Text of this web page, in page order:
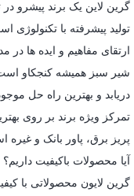
گرین لاین یک برند پیشرو
تولید پیشرفته با تکنولوژی
شیر سبز همیشه کنجکاو
دریابد و بهترین راه حل
تمرکز ویژه برند بر روی
پریز برق، پاور بانک و غیره
آیا محصولات باکیفیت داریم؟
گرین لایون محصولاتی با